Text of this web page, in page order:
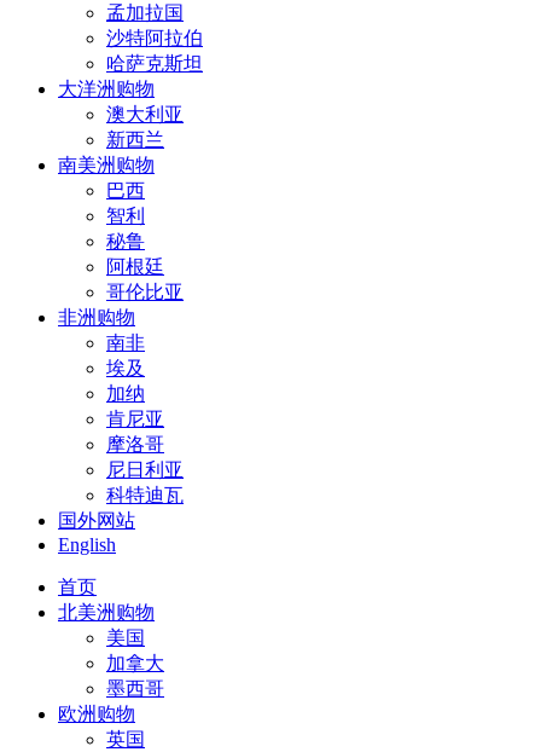
孟加拉国
沙特阿拉伯
哈萨克斯坦
大洋洲购物
澳大利亚
新西兰
南美洲购物
巴西
智利
秘鲁
阿根廷
哥伦比亚
非洲购物
南非
埃及
加纳
肯尼亚
摩洛哥
尼日利亚
科特迪瓦
国外网站
English
首页
北美洲购物
美国
加拿大
墨西哥
欧洲购物
英国